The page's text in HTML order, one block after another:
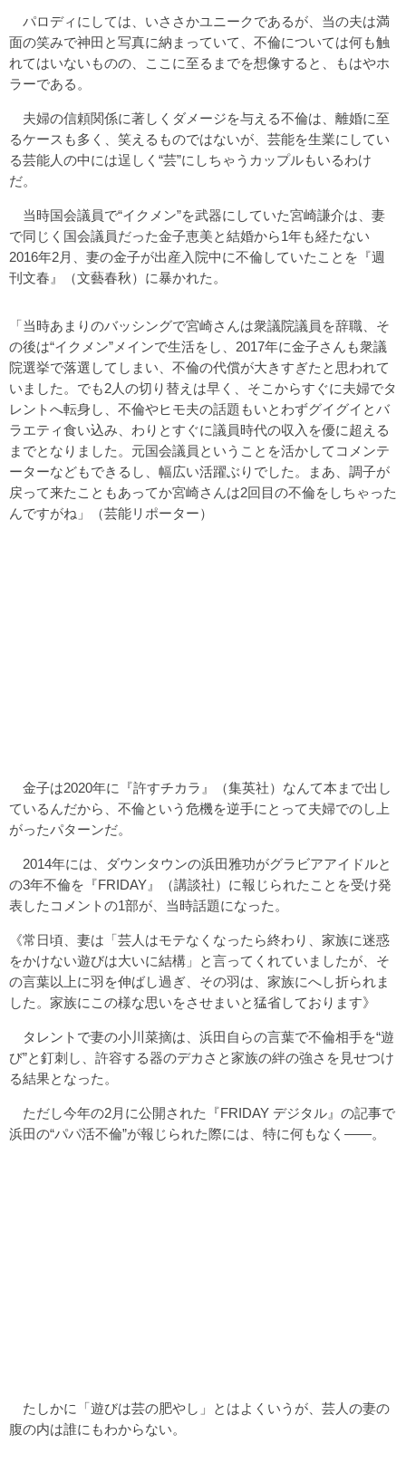
パロディにしては、いささかユニークであるが、当の夫は満
面の笑みで神田と写真に納まっていて、不倫については何も触
れてはいないものの、ここに至るまでを想像すると、もはやホ
ラーである。
夫婦の信頼関係に著しくダメージを与える不倫は、離婚に至
るケースも多く、笑えるものではないが、芸能を生業にしてい
る芸能人の中には逞しく“芸”にしちゃうカップルもいるわけ
だ。
当時国会議員で“イクメン”を武器にしていた宮崎謙介は、妻
で同じく国会議員だった金子恵美と結婚から1年も経たない
2016年2月、妻の金子が出産入院中に不倫していたことを『週
刊文春』（文藝春秋）に暴かれた。
「当時あまりのバッシングで宮崎さんは衆議院議員を辞職、そ
の後は“イクメン”メインで生活をし、2017年に金子さんも衆議
院選挙で落選してしまい、不倫の代償が大きすぎたと思われて
いました。でも2人の切り替えは早く、そこからすぐに夫婦でタ
レントへ転身し、不倫やヒモ夫の話題もいとわずグイグイとバ
ラエティ食い込み、わりとすぐに議員時代の収入を優に超える
までとなりました。元国会議員ということを活かしてコメンテ
ーターなどもできるし、幅広い活躍ぶりでした。まあ、調子が
戻って来たこともあってか宮崎さんは2回目の不倫をしちゃった
んですがね」（芸能リポーター）
金子は2020年に『許すチカラ』（集英社）なんて本まで出し
ているんだから、不倫という危機を逆手にとって夫婦でのし上
がったパターンだ。
2014年には、ダウンタウンの浜田雅功がグラビアアイドルと
の3年不倫を『FRIDAY』（講談社）に報じられたことを受け発
表したコメントの1部が、当時話題になった。
《常日頃、妻は「芸人はモテなくなったら終わり、家族に迷惑
をかけない遊びは大いに結構」と言ってくれていましたが、そ
の言葉以上に羽を伸ばし過ぎ、その羽は、家族にへし折られま
した。家族にこの様な思いをさせまいと猛省しております》
タレントで妻の小川菜摘は、浜田自らの言葉で不倫相手を“遊
び”と釘刺し、許容する器のデカさと家族の絆の強さを見せつけ
る結果となった。
ただし今年の2月に公開された『FRIDAY デジタル』の記事で
浜田の“パパ活不倫”が報じられた際には、特に何もなく――。
たしかに「遊びは芸の肥やし」とはよくいうが、芸人の妻の
腹の内は誰にもわからない。